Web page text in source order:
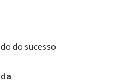
do sucesso